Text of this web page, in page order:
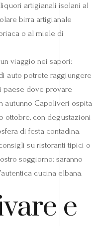
artigianali isolani al
birra artigianale
o al miele di
viaggio nei sapori:
auto potrete raggiungere
paese dove provare
autunno Capoliveri ospita
ottobre, con degustazioni
di festa contadina.
su ristoranti tipici o
soggiorno: saranno
cucina elbana.
e